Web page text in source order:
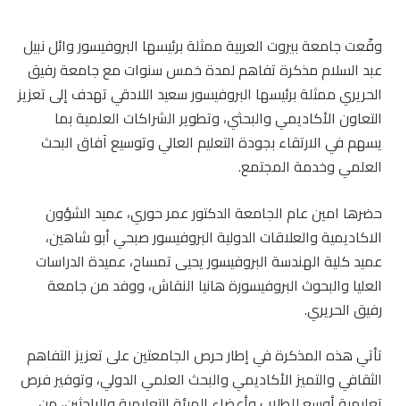
وقّعت جامعة بيروت العربية ممثلة برئيسها البروفيسور وائل نبيل
عبد السلام مذكرة تفاهم لمدة خمس سنوات مع جامعة رفيق
الحريري ممثلة برئيسها البروفيسور سعيد اللادقي تهدف إلى تعزيز
التعاون الأكاديمي والبحثي، وتطوير الشراكات العلمية بما
يسهم في الارتقاء بجودة التعليم العالي وتوسيع آفاق البحث
العلمي وخدمة المجتمع.
حضرها امين عام الجامعة الدكتور عمر حوري، عميد الشؤون
الاكاديمية والعلاقات الدولية البروفيسور صبحي أبو شاهين،
عميد كلية الهندسة البروفيسور يحيى تمساح، عميدة الدراسات
العليا والبحوث البروفيسورة هانيا النقاش، ووفد من جامعة
رفيق الحريري.
تأتي هذه المذكرة في إطار حرص الجامعتين على تعزيز التفاهم
الثقافي والتميز الأكاديمي والبحث العلمي الدولي، وتوفير فرص